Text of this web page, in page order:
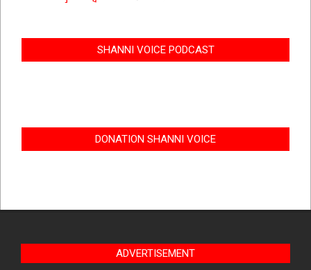
SHANNI VOICE PODCAST
DONATION SHANNI VOICE
ADVERTISEMENT